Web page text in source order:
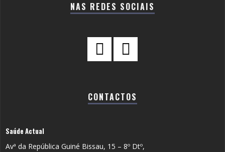
NAS REDES SOCIAIS
CONTACTOS
Saúde Actual
Avª da República Guiné Bissau, 15 – 8º Dtº,